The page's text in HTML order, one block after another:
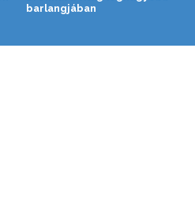
barlangjában